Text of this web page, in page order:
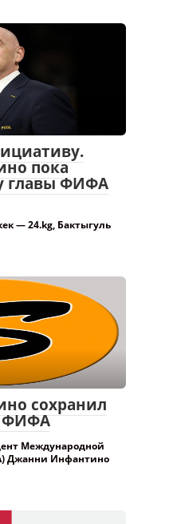
пока
главы ФИФА
— 24.kg, Бактыгуль
сохранил
ФИФА
Международной
Джанни Инфантино